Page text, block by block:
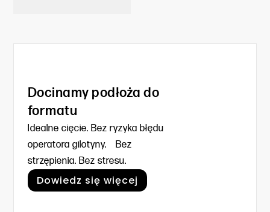
Docinamy podłoża do
formatu
Idealne cięcie. Bez ryzyka błędu
operatora gilotyny. Bez
strzępienia. Bez stresu.
Dowiedz się więcej